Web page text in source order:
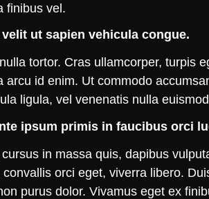
finibus vel.
ut sapien vehicula congue.
tortor. Cras ullamcorper, turpis
arcu id enim. Ut commodo
ligula, vel venenatis nulla
ipsum primis in faucibus orci
in massa quis, dapibus
orci eget, viverra libero.
purus dolor. Vivamus eget ex